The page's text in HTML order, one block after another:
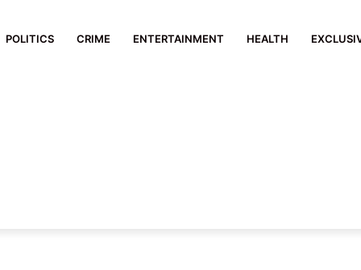
POLITICS CRIME ENTERTAINMENT HEALTH